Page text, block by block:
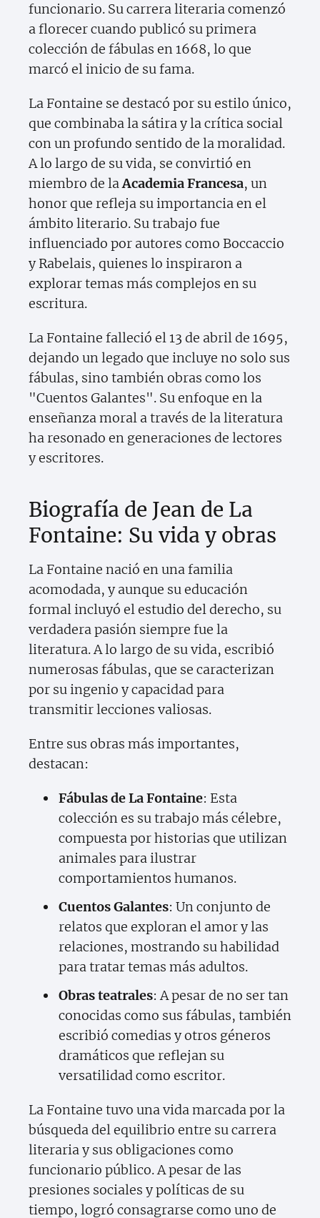
funcionario. Su carrera literaria comenzó
a florecer cuando publicó su primera
colección de fábulas en 1668, lo que
marcó el inicio de su fama.
La Fontaine se destacó por su estilo único,
que combinaba la sátira y la crítica social
con un profundo sentido de la moralidad.
A lo largo de su vida, se convirtió en
miembro de laAcademia Francesa, un
honor que refleja su importancia en el
ámbito literario. Su trabajo fue
influenciado por autores como Boccaccio
y Rabelais, quienes lo inspiraron a
explorar temas más complejos en su
escritura.
La Fontaine falleció el 13 de abril de 1695,
dejando un legado que incluye no solo sus
fábulas, sino también obras como los
"Cuentos Galantes". Su enfoque en la
enseñanza moral a través de la literatura
ha resonado en generaciones de lectores
y escritores.
Biografía de Jean de La
Fontaine: Su vida y obras
La Fontaine nació en una familia
acomodada, y aunque su educación
formal incluyó el estudio del derecho, su
verdadera pasión siempre fue la
literatura. A lo largo de su vida, escribió
numerosas fábulas, que se caracterizan
por su ingenio y capacidad para
transmitir lecciones valiosas.
Entre sus obras más importantes,
destacan:
Fábulas de La Fontaine: Esta
colección es su trabajo más célebre,
compuesta por historias que utilizan
animales para ilustrar
comportamientos humanos.
Cuentos Galantes: Un conjunto de
relatos que exploran el amor y las
relaciones, mostrando su habilidad
para tratar temas más adultos.
Obras teatrales: A pesar de no ser tan
conocidas como sus fábulas, también
escribió comedias y otros géneros
dramáticos que reflejan su
versatilidad como escritor.
La Fontaine tuvo una vida marcada por la
búsqueda del equilibrio entre su carrera
literaria y sus obligaciones como
funcionario público. A pesar de las
presiones sociales y políticas de su
tiempo, logró consagrarse como uno de